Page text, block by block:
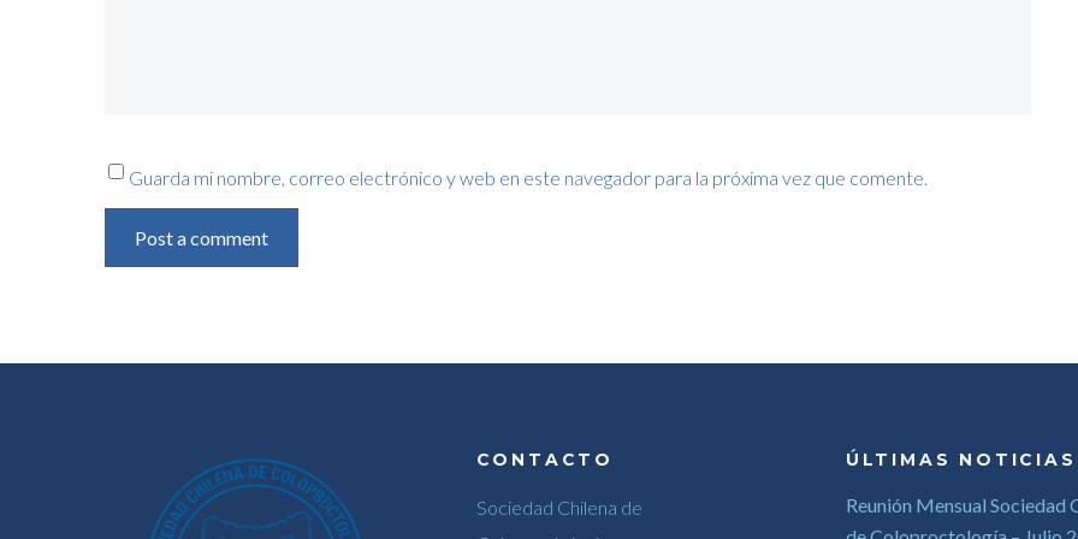
Guarda mi nombre, correo electrónico y web en este navegador para la próxima vez que comente.
Post a comment
CONTACTO
Sociedad Chilena de
ÚLTIMAS NOTICIAS
Reunión Mensual Sociedad